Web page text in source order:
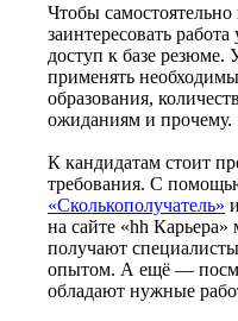
Чтобы
заинтересовать
доступ к базе резюме.
применять
образования,
ожиданиям и прочему.
К кандидатам стоит
требования. С
«Сколькополучатель»
на сайте «hh
получают
опытом. А ещё —
обладают нужные